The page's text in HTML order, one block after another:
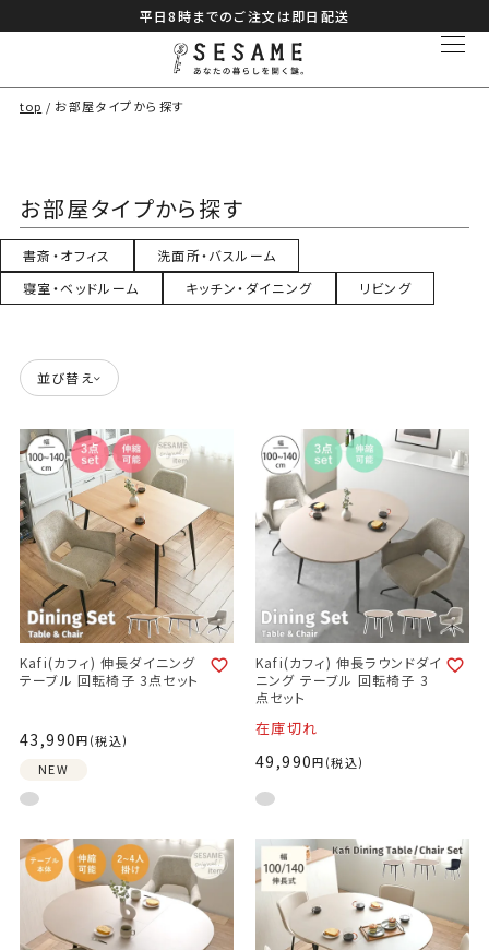
平日8時までのご注文は即日配送
top お部屋タイプから探す
お部屋タイプから探す
書斎・オフィス
洗面所・バスルーム
寝室・ベッドルーム
キッチン・ダイニング リビング
並び替え
Kafi(カフィ) 伸長ダイニング
テーブル 回転椅子 3点セット
43,990
税込
NEW
Kafi(カフィ) 伸長ラウンドダイ
ニング テーブル 回転椅子 3
点セット
在庫切れ
49,990 税込